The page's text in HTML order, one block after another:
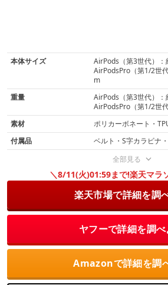
本体サイズ
AirPods（第3世代）
AirPodsPro（第1/2世
m
重量
AirPods（第3世代）：
AirPodsPro（第1/2世
素材
ポリカーボネート・
付属品
ベルト・S字カラビナ
全部見る
＼8/11(火)01:59まで!楽天マラ
楽天市場で詳細を調
ヤフーで詳細を調べ
Amazonで詳細を調